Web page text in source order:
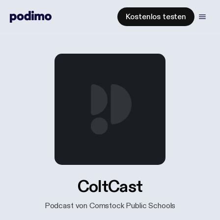
Kostenlos testen
ColtCast
Podcast von Comstock Public Schools